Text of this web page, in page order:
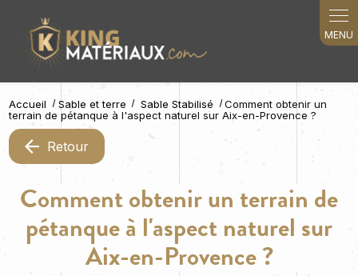
Accueil Sable et terre Sable Stabilisé
Comment obtenir un
terrain de pétanque à l'aspect naturel sur Aix-en-Provence ?
Retour
Comment obtenir un terrain de
pétanque à l'aspect naturel sur
Aix-en-Provence ?